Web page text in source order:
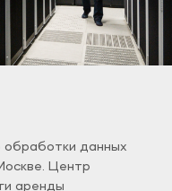
данных
Центр
аренды